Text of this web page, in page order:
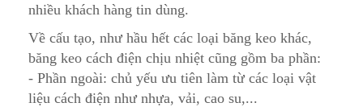
nhiều khách hàng tin dùng.
Về cấu tạo, như hầu hết các loại băng keo khác,
băng keo cách điện chịu nhiệt cũng gồm ba phần:
- Phần ngoài: chủ yếu ưu tiên làm từ các loại vật
liệu cách điện như nhựa, vải, cao su,...